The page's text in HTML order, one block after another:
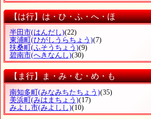
【は行】は・ひ・ふ・へ・ほ
半田市(はんだし)(22)
東浦町 (ひがしうらちょう)(7)
扶桑町 (ふそうちょう)(9)
碧南市(へきなんし)(30)
【ま行】ま・み・む・め・も
南知多町(みなみちたちょう)(35)
美浜町(みはまちょう)(17)
みよし市(みよしし)(10)